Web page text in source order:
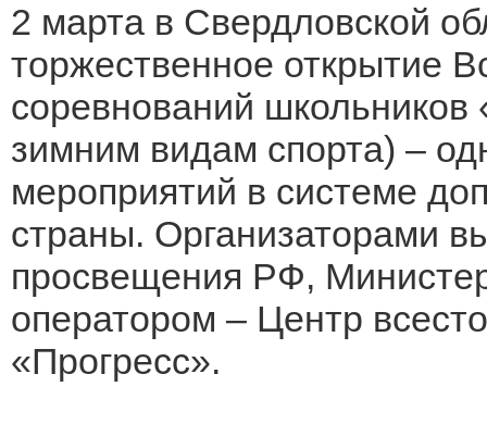
2 марта в Свердловской
торжественное открытие
соревнований школьников
зимним видам спорта) –
мероприятий в системе
страны. Организаторами
просвещения РФ,
оператором – Центр
«Прогресс».